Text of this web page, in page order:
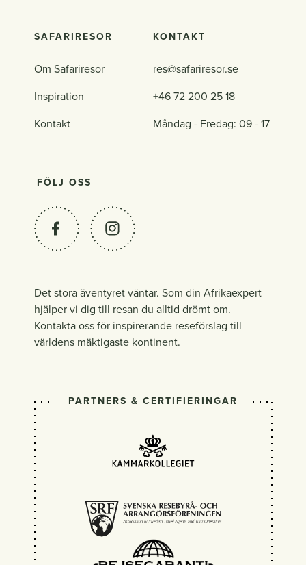
SAFARIRESOR
Om Safariresor
Inspiration
Kontakt
KONTAKT
res@safariresor.se
+46 72 200 25 18
Måndag - Fredag: 09 - 17
FÖLJ OSS
Det stora äventyret väntar. Som din Afrikaexpert
hjälper vi dig till resan du alltid drömt om.
Kontakta oss för inspirerande reseförslag till
världens mäktigaste kontinent.
PARTNERS & CERTIFIERINGAR